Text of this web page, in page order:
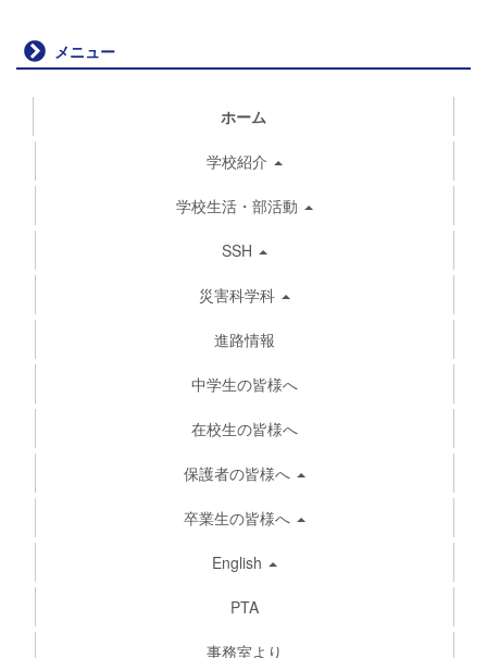
メニュー
ホーム
学校紹介
学校生活・部活動
SSH
災害科学科
進路情報
中学生の皆様へ
在校生の皆様へ
保護者の皆様へ
卒業生の皆様へ
English
PTA
事務室より